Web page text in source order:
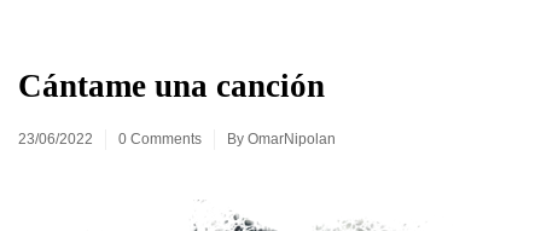
Cántame una canción
23/06/2022 0 Comments By OmarNipolan